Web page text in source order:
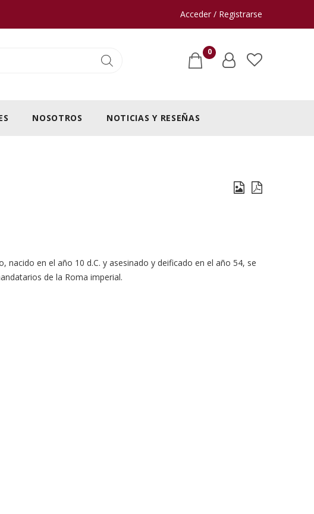
Acceder / Registrarse
0
NOSOTROS NOTICIAS Y RESEÑAS
en el año 10 d.C. y asesinado y deificado en el año 54, se
de la Roma imperial.